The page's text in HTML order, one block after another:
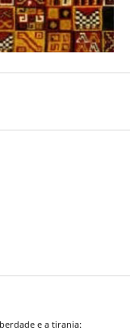
e a tirania: